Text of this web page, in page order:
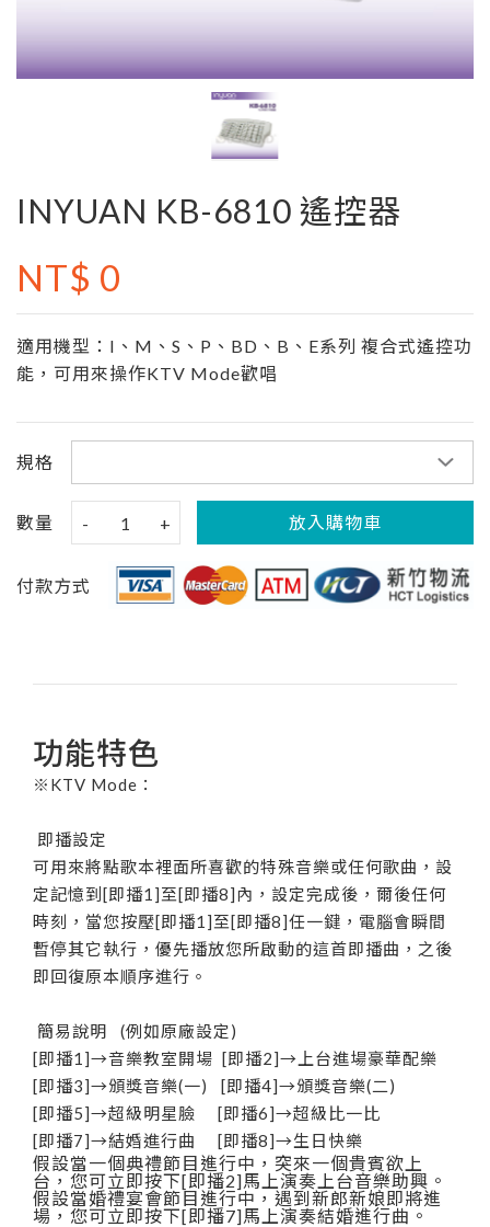
INYUAN KB-6810 遙控器
NT$ 0
適用機型：I、M、S、P、BD、B、E系列 複合式遙控功
能，可用來操作KTV Mode歡唱
規格
數量 - 1 + 放入購物車
付款方式
功能特色
※KTV Mode：
即播設定
可用來將點歌本裡面所喜歡的特殊音樂或任何歌曲，設
定記憶到[即播1]至[即播8]內，設定完成後，爾後任何
時刻，當您按壓[即播1]至[即播8]任一鍵，電腦會瞬間
暫停其它執行，優先播放您所啟動的這首即播曲，之後
即回復原本順序進行。
簡易說明 (例如原廠設定)
[即播1]→音樂教室開場 [即播2]→上台進場豪華配樂
[即播3]→頒獎音樂(一) [即播4]→頒獎音樂(二)
[即播5]→超級明星臉 [即播6]→超級比一比
[即播7]→結婚進行曲 [即播8]→生日快樂
假設當一個典禮節目進行中，突來一個貴賓欲上
台，您可立即按下[即播2]馬上演奏上台音樂助興。
假設當婚禮宴會節目進行中，遇到新郎新娘即將進
場，您可立即按下[即播7]馬上演奏結婚進行曲。